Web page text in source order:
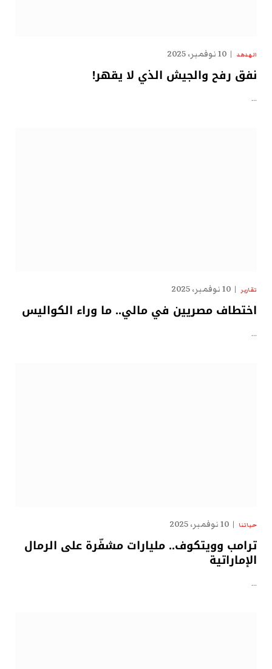
الهدهد 10 نوفمبر، 2025
نفق رفح والجيش الذي لا يقهر!
…
تقارير 10 نوفمبر، 2025
اختطاف مصريين في مالي.. ما وراء الكواليس
…
حياتنا 10 نوفمبر، 2025
ترامب وويتكوف.. مليارات مشفّرة على الرمال
الإماراتية
…